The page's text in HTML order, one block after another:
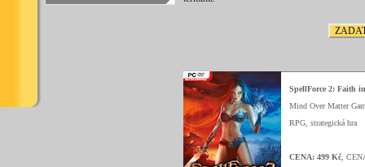
SpellForce 2: Faith
Mind Over Matter
RPG, strategická hra
CENA: 499 Kč ,